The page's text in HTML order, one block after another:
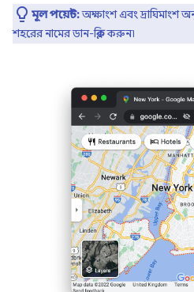
মূল পয়েন্ট:অক্ষাংশ এবং দ্রাঘিমাংশ
শহরের নামের ডান-ক্লিক করুন৷